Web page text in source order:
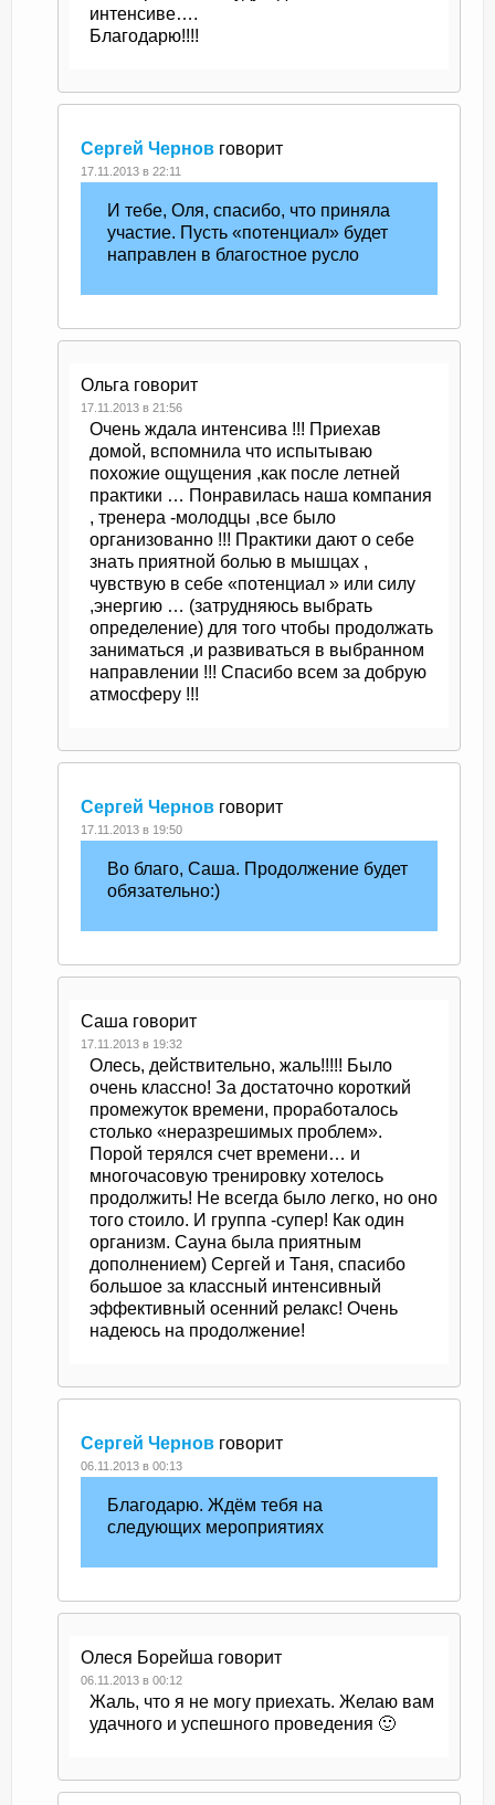
интенсиве….
Благодарю!!!!
Сергей Чернов говорит
17.11.2013 в 22:11
И тебе, Оля, спасибо, что приняла
участие. Пусть «потенциал» будет
направлен в благостное русло
Ольга говорит
17.11.2013 в 21:56
Очень ждала интенсива !!! Приехав
домой, вспомнила что испытываю
похожие ощущения ,как после летней
практики … Понравилась наша компания
, тренера -молодцы ,все было
организованно !!! Практики дают о себе
знать приятной болью в мышцах ,
чувствую в себе «потенциал » или силу
,энергию … (затрудняюсь выбрать
определение) для того чтобы продолжать
заниматься ,и развиваться в выбранном
направлении !!! Спасибо всем за добрую
атмосферу !!!
Сергей Чернов говорит
17.11.2013 в 19:50
Во благо, Саша. Продолжение будет
обязательно:)
Саша говорит
17.11.2013 в 19:32
Олесь, действительно, жаль!!!!! Было
очень классно! За достаточно короткий
промежуток времени, проработалось
столько «неразрешимых проблем».
Порой терялся счет времени… и
многочасовую тренировку хотелось
продолжить! Не всегда было легко, но оно
того стоило. И группа -супер! Как один
организм. Сауна была приятным
дополнением) Сергей и Таня, спасибо
большое за классный интенсивный
эффективный осенний релакс! Очень
надеюсь на продолжение!
Сергей Чернов говорит
06.11.2013 в 00:13
Благодарю. Ждём тебя на
следующих мероприятиях
Олеся Борейша говорит
06.11.2013 в 00:12
Жаль, что я не могу приехать. Желаю вам
удачного и успешного проведения 🙂